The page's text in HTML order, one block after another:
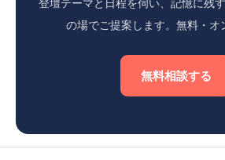
登壇テーマと日程を伺い、記憶に残
の場でご提案します。無料・オ
無料相談する